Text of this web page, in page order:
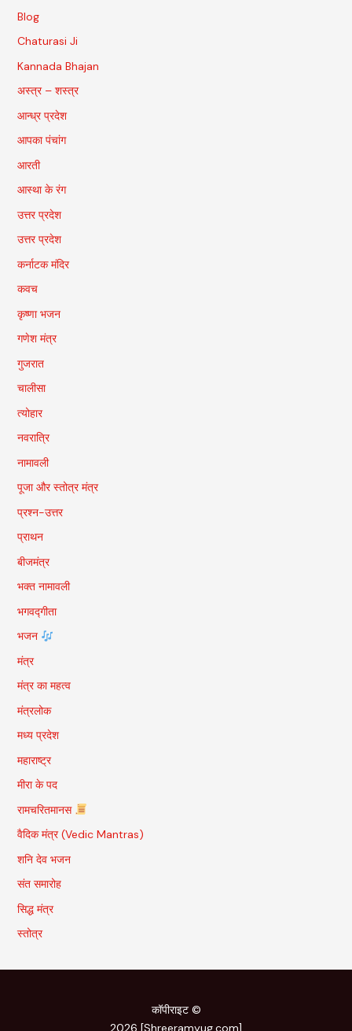
Blog
Chaturasi Ji
Kannada Bhajan
अस्त्र – शस्त्र
आन्ध्र प्रदेश
आपका पंचांग
आरती
आस्था के रंग
उत्तर प्रदेश
उत्तर प्रदेश
कर्नाटक मंदिर
कवच
कृष्णा भजन
गणेश मंत्र
गुजरात
चालीसा
त्योहार
नवरात्रि
नामावली
पूजा और स्तोत्र मंत्र
प्रश्न-उत्तर
प्राथन
बीजमंत्र
भक्त नामावली
भगवद्गीता
भजन
मंत्र
मंत्र का महत्व
मंत्रलोक
मध्य प्रदेश
महाराष्ट्र
मीरा के पद
रामचरितमानस
वैदिक मंत्र (Vedic Mantras)
शनि देव भजन
संत समारोह
सिद्ध मंत्र
स्तोत्र
कॉपीराइट ©
2026 [Shreeramyug.com]